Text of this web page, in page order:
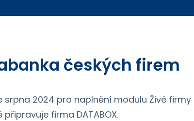
českých firem
srpna 2024 pro naplnění modulu Živé
firma DATABOX.